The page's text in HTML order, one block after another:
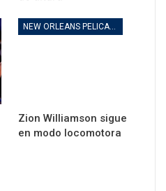
Zion Williamson sigue
en modo locomotora